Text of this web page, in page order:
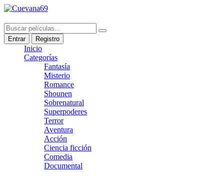
Entrar Registro
Inicio
Categorías
Fantasía
Misterio
Romance
Shounen
Sobrenatural
Superpoderes
Terror
Aventura
Acción
Ciencia ficción
Comedia
Documental